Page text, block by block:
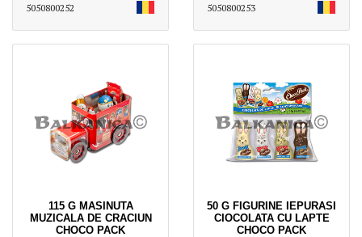
5050800252 5050800253
115 G MASINUTA
MUZICALA DE CRACIUN
CHOCO PACK
50 G FIGURINE IEPURASI
CIOCOLATA CU LAPTE
CHOCO PACK